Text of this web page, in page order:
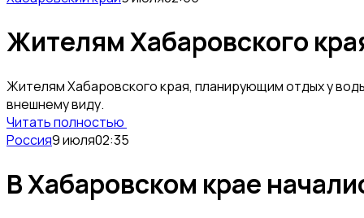
Жителям Хабаровского
Жителям Хабаровского края, планирующим отдых у
внешнему виду.
Читать полностью
Россия9 июля02:35
В Хабаровском крае